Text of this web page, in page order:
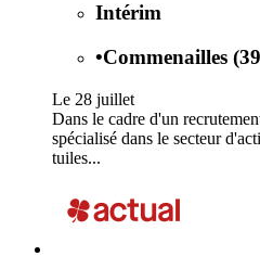
Intérim
•Commenailles
Le 28 juillet
Dans le cadre d'un
spécialisé dans le secteur
tuiles...